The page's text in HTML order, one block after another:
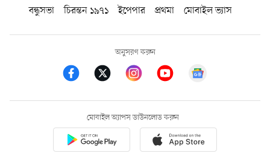
বন্ধুসভা
চিরন্তন ১৯৭১ ইপেপার প্রথমা মোবাইল ভ্যাস
অনুসরণ করুন
মোবাইল অ্যাপস ডাউনলোড করুন